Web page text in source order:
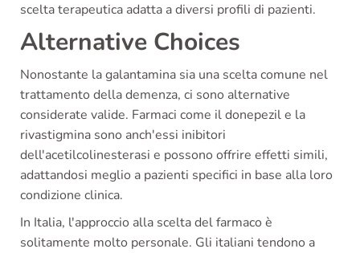
scelta terapeutica adatta a diversi profili di pazienti.
Alternative Choices
Nonostante la galantamina sia una scelta comune nel
trattamento della demenza, ci sono alternative
considerate valide. Farmaci come il donepezil e la
rivastigmina sono anch'essi inibitori
dell'acetilcolinesterasi e possono offrire effetti simili,
adattandosi meglio a pazienti specifici in base alla loro
condizione clinica.
In Italia, l'approccio alla scelta del farmaco è
solitamente molto personale. Gli italiani tendono a